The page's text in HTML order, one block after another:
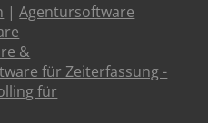
|Agentursoftware
&
für Zeiterfassung -
für